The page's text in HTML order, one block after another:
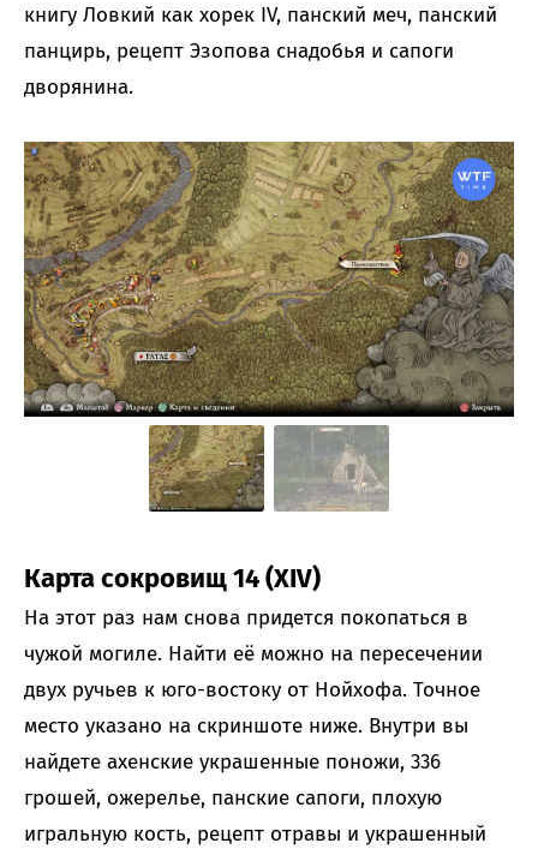
книгу Ловкий как хорек IV, панский меч, панский
панцирь, рецепт Эзопова снадобья и сапоги
дворянина.
Карта сокровищ 14 (XIV)
На этот раз нам снова придется покопаться в
чужой могиле. Найти её можно на пересечении
двух ручьев к юго-востоку от Нойхофа. Точное
место указано на скриншоте ниже. Внутри вы
найдете ахенские украшенные поножи, 336
грошей, ожерелье, панские сапоги, плохую
игральную кость, рецепт отравы и украшенный